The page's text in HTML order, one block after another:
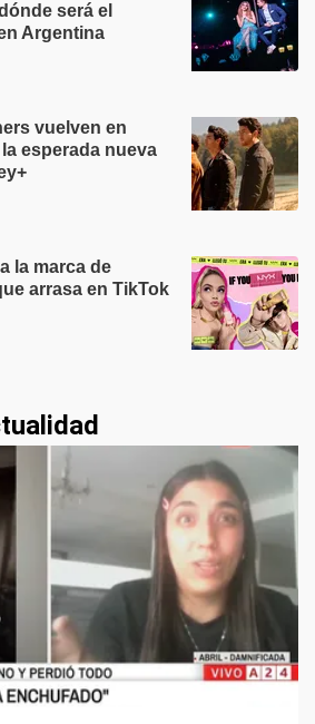
será el
Argentina
vuelven en
esperada nueva
la marca de
arrasa en TikTok